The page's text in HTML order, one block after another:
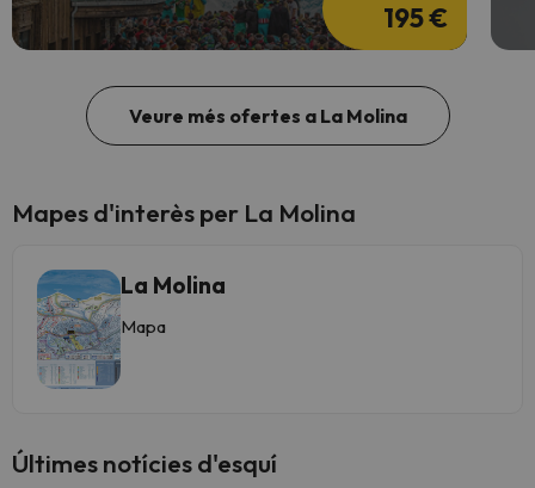
195 €
Veure més ofertes a La Molina
Mapes d'interès per La Molina
La Molina
Mapa
Últimes notícies d'esquí